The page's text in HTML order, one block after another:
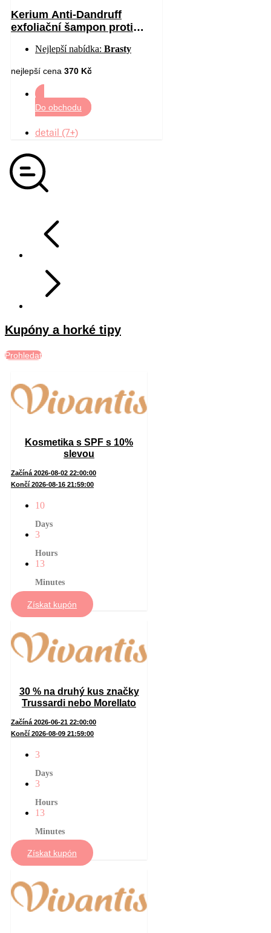
Kerium Anti-Dandruff
exfoliační šampon proti
Nejlepší nabídka: Brasty
nejlepší cena 370 Kč
Do obchodu
detail (7+)
Kupóny a horké tipy
Prohledat
Kosmetika s SPF s 10%
slevou
Začíná 2026-08-02 22:00:00
Končí 2026-08-16 21:59:00
10
Days
3
Hours
13
Minutes
Získat kupón
30 % na druhý kus značky
Trussardi nebo Morellato
Začíná 2026-06-21 22:00:00
Končí 2026-08-09 21:59:00
3
Days
3
Hours
13
Minutes
Získat kupón